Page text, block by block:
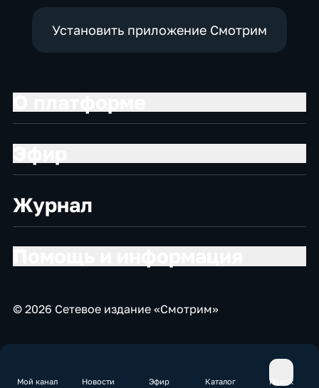
Мой канал Новости Эфир Каталог Поиск
Установить приложение Смотрим
Журнал
© 2026 Сетевое издание «Смотрим»